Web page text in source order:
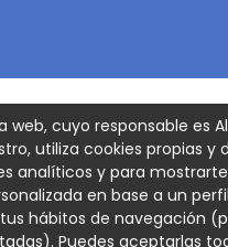
Generation EU
web, cuyo responsable es
utiliza cookies propias y
analíticos y para
en base a un
hábitos de navegación
Puedes aceptarlas